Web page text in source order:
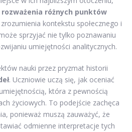
rozważenia różnych punktów
kontekstu społecznego i
sprzyjać nie tylko poznawaniu
umiejętności analitycznych.
nauki przez pryzmat historii
. Uczniowie uczą się, jak oceniać
która z pewnością
życiowych. To podejście zachęca
ponieważ muszą zauważyć, że
odmienne interpretacje tych